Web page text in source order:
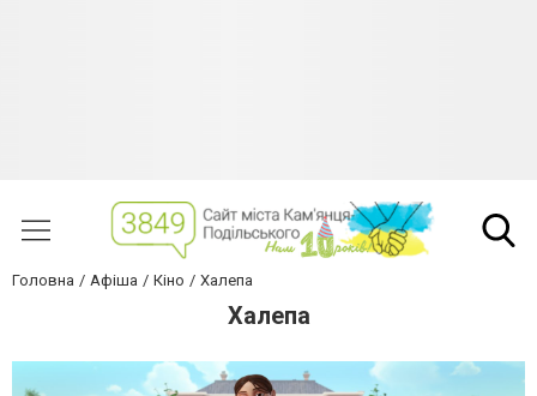
Головна Афіша Кіно Халепа
Халепа